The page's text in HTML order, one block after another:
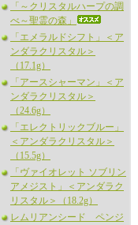
「～クリスタルハープの調
べ～聖霊の森」
「エメラルドシフト」＜ア
ンダラクリスタル＞
（17.1g）
「アースシャーマン」＜ア
ンダラクリスタル＞
（24.6g）
「エレクトリックブルー」
＜アンダラクリスタル＞
（15.5g）
「ヴァイオレット ソブリン
アメジスト」＜アンダラク
リスタル＞（18.2g）
レムリアンシード ペンジ